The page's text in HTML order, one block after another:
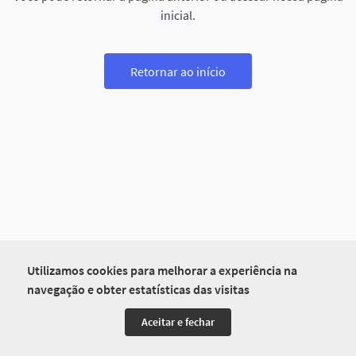
Utilizamos cookies para melhorar a experiência na
navegação e obter estatísticas das visitas
Aceitar e fechar
inicial.
Retornar ao início